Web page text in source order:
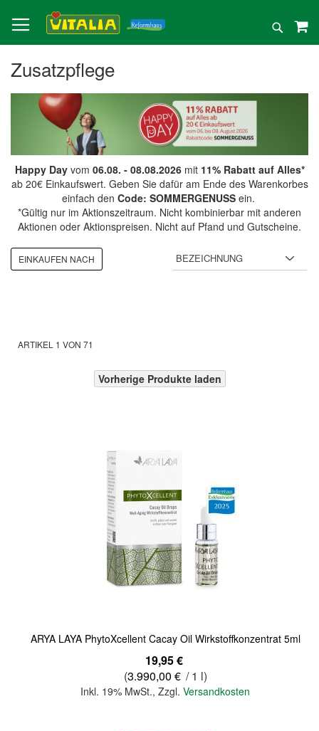
zum
Inhalt
Suche
Zusatzpflege
Happy Dayvom 06.08. - 08.08.2026mit 11% Rabatt auf Alles*
ab 20€ Einkaufswert. Geben Sie dafür am Ende des Warenkorbes
einfach den Code: SOMMERGENUSSein.
*Gültig nur im Aktionszeitraum. Nicht kombinierbar mit anderen
Aktionen oder Aktionspreisen. Nicht auf Pfand und Gutscheine.
ARTIKEL 1 VON 71
Vorherige Produkte laden
ARYA LAYA PhytoXcellent Cacay Oil Wirkstoffkonzentrat 5ml
19,95 €
(3.990,00 € / 1 l)
Inkl. 19% MwSt.,Zzgl.Versandkosten
EINKAUFEN NACH